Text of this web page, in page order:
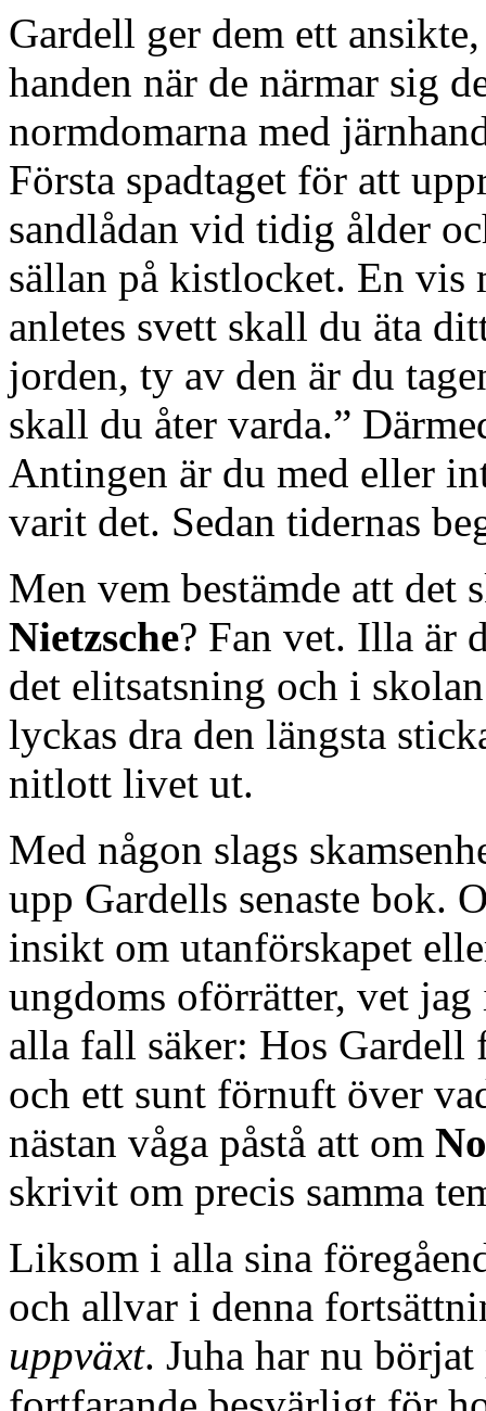
Gardell ger dem ett
handen när de närmar sig
normdomarna med
Första spadtaget för att
sandlådan vid tidig ålder
sällan på kistlocket. En vis
anletes svett skall du äta
jorden, ty av den är du
skall du åter varda.”
Antingen är du med eller
varit det. Sedan tidernas
Men vem bestämde att det
Nietzsche? Fan vet. Illa är
det elitsatsning och i
lyckas dra den längsta
nitlott livet ut.
Med någon slags
upp Gardells senaste bok.
insikt om utanförskapet
ungdoms oförrätter, vet
alla fall säker: Hos Gardell
och ett sunt förnuft över
nästan våga påstå att om
skrivit om precis samma
Liksom i alla sina
och allvar i denna
uppväxt. Juha har nu